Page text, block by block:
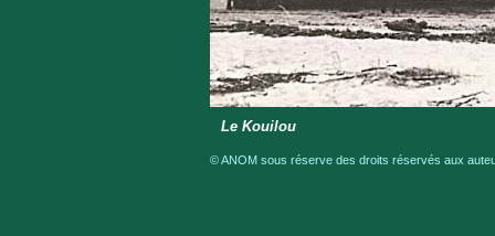
Le Kouilou
© ANOM sous réserve des droits réservés aux